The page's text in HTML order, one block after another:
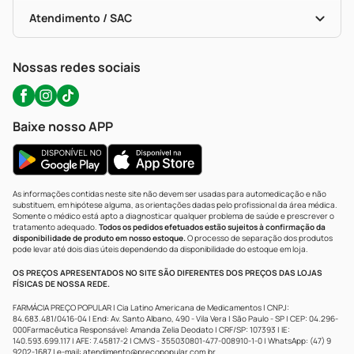
Políticas De Marketplace
Autoteste Covid-19
Certificado De Segurança
Portal Da Privacidade
Atendimento / SAC
WhatsApp (47) 9202-1687
Nossas redes sociais
Baixe nosso APP
As informações contidas neste site não devem ser usadas para automedicação e não
substituem, em hipótese alguma, as orientações dadas pelo profissional da área médica.
Somente o médico está apto a diagnosticar qualquer problema de saúde e prescrever o
tratamento adequado. Todos os pedidos efetuados estão sujeitos à confirmação da
disponibilidade de produto em nosso estoque.O processo de separação dos produtos
pode levar até dois dias úteis dependendo da disponibilidade do estoque em loja.
OS PREÇOS APRESENTADOS NO SITE SÃO DIFERENTES DOS PREÇOS DAS LOJAS
FÍSICAS DE NOSSA REDE.
FARMÁCIA PREÇO POPULAR | Cia Latino Americana de Medicamentos | CNPJ:
84.683.481/0416-04 | End: Av. Santo Albano, 490 - Vila Vera | São Paulo - SP | CEP: 04.296-
000Farmacêutica Responsável: Amanda Zelia Deodato | CRF/SP: 107393 | IE:
140.593.699.117 | AFE: 7.45817-2 | CMVS - 355030801-477-008910-1-0 | WhatsApp: (47) 9
9202-1687 | e-mail: atendimento@precopopular.com.br.